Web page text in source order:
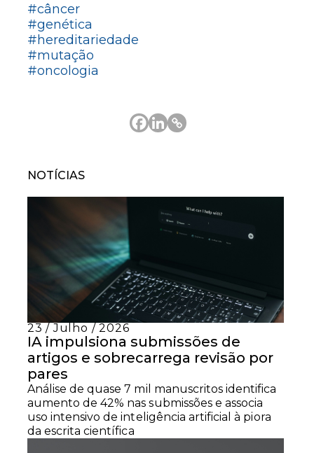
#câncer
#genética
#hereditariedade
#mutação
#oncologia
NOTÍCIAS
23 / Julho / 2026
IA impulsiona submissões de
artigos e sobrecarrega revisão por
pares
Análise de quase 7 mil manuscritos identifica
aumento de 42% nas submissões e associa
uso intensivo de inteligência artificial à piora
da escrita científica